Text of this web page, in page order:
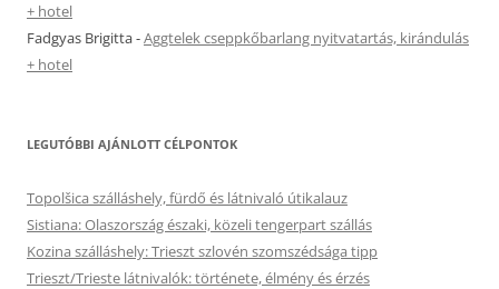
+ hotel
Fadgyas Brigitta-Aggtelek cseppkőbarlang nyitvatartás, kirándulás
+ hotel
LEGUTÓBBI AJÁNLOTT CÉLPONTOK
Topolšica szálláshely, fürdő és látnivaló útikalauz
Sistiana: Olaszország északi, közeli tengerpart szállás
Kozina szálláshely: Trieszt szlovén szomszédsága tipp
Trieszt/Trieste látnivalók: története, élmény és érzés